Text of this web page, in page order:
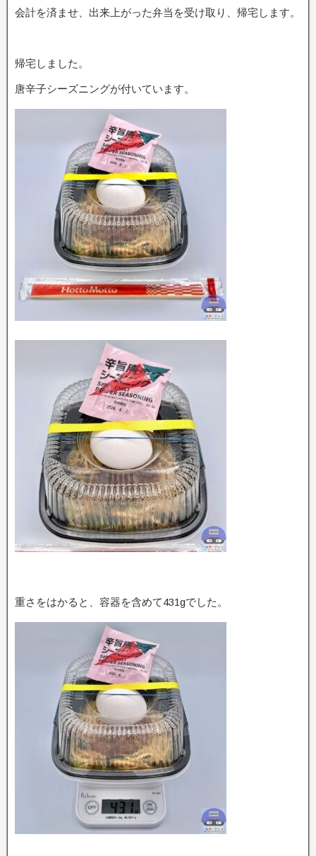
会計を済ませ、出来上がった弁当を受け取り、帰宅します。
帰宅しました。
唐辛子シーズニングが付いています。
重さをはかると、容器を含めて431gでした。